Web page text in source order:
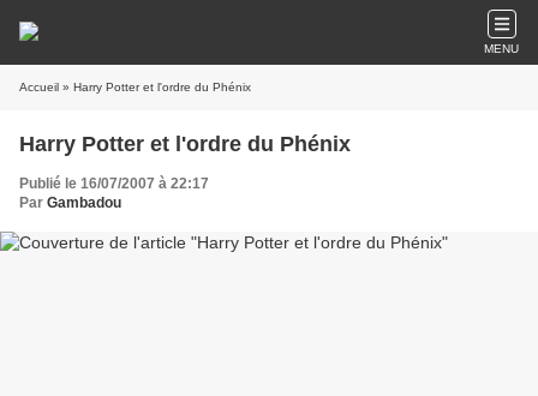
MENU
Accueil » Harry Potter et l'ordre du Phénix
Harry Potter et l'ordre du Phénix
Publié le 16/07/2007 à 22:17
Par Gambadou